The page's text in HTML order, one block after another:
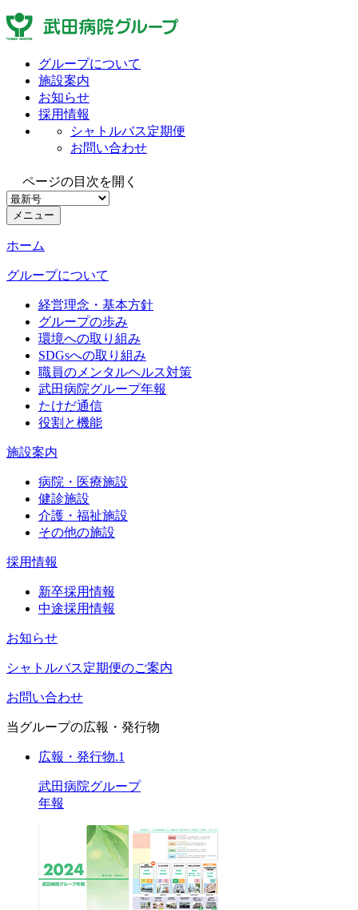
グループについて
施設案内
お知らせ
採用情報
シャトルバス定期便
お問い合わせ
ページの目次を開く
メニュー
ホーム
グループについて
経営理念・基本方針
グループの歩み
環境への取り組み
SDGsへの取り組み
職員のメンタルヘルス対策
武田病院グループ年報
たけだ通信
役割と機能
施設案内
病院・医療施設
健診施設
介護・福祉施設
その他の施設
採用情報
新卒採用情報
中途採用情報
お知らせ
シャトルバス定期便のご案内
お問い合わせ
当グループの広報・発行物
広報・発行物.1
武田病院グループ
年報